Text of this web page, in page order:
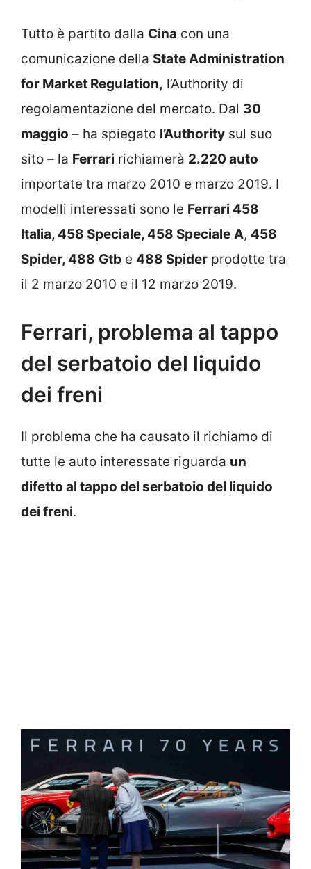
Tutto è partito dalla Cina con una
comunicazione della State Administration
for Market Regulation, l’Authority di
regolamentazione del mercato. Dal 30
maggio – ha spiegato l’Authority sul suo
sito – la Ferrari richiamerà 2.220 auto
importate tra marzo 2010 e marzo 2019. I
modelli interessati sono le Ferrari 458
Italia, 458 Speciale, 458 Speciale A, 458
Spider, 488 Gtb e 488 Spider prodotte tra
il 2 marzo 2010 e il 12 marzo 2019.
Ferrari, problema al tappo
del serbatoio del liquido
dei freni
Il problema che ha causato il richiamo di
tutte le auto interessate riguarda un
difetto al tappo del serbatoio del liquido
dei freni.